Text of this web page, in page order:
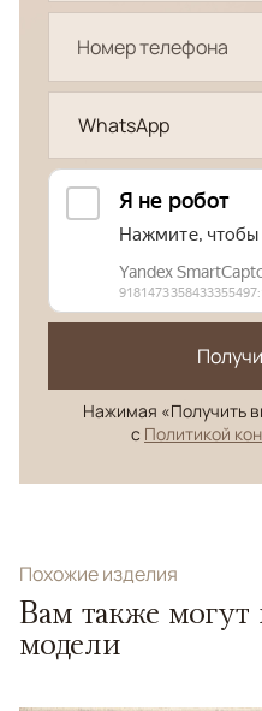
WhatsApp
Нажимая «Получить
с Политикой
Похожие изделия
Вам также могут
модели